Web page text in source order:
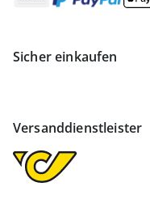
Sicher einkaufen
Versanddienstleister